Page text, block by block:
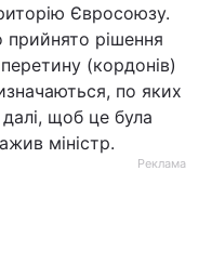
Євросоюзу.
рішення
(кордонів)
по яких
щоб це була
міністр.
Реклама